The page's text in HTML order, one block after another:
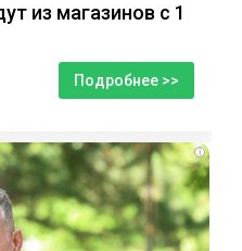
из магазинов с 1
Подробнее >>
i